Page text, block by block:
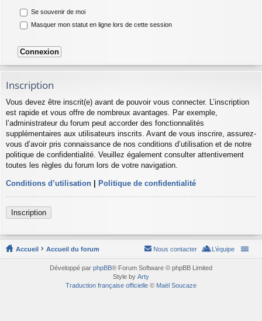
Se souvenir de moi
Masquer mon statut en ligne lors de cette session
Inscription
Vous devez être inscrit(e) avant de pouvoir vous connecter. L’inscription
est rapide et vous offre de nombreux avantages. Par exemple,
l’administrateur du forum peut accorder des fonctionnalités
supplémentaires aux utilisateurs inscrits. Avant de vous inscrire, assurez-
vous d’avoir pris connaissance de nos conditions d’utilisation et de notre
politique de confidentialité. Veuillez également consulter attentivement
toutes les règles du forum lors de votre navigation.
Conditions d’utilisation | Politique de confidentialité
Inscription
Accueil Accueil du forum L’équipe
Nous contacter
Développé par phpBB® Forum Software © phpBB Limited
Style by Arty
Traduction française officielle © Maël Soucaze